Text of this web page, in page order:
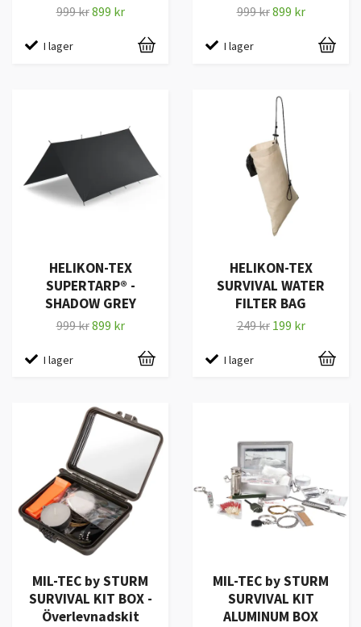
999 kr899 kr
I lager
999 kr899 kr
I lager
HELIKON-TEX
SUPERTARP® -
SHADOW GREY
999 kr899 kr
I lager
HELIKON-TEX
SURVIVAL WATER
FILTER BAG
249 kr 199 kr
I lager
MIL-TEC by STURM
SURVIVAL KIT BOX -
Överlevnadskit
MIL-TEC by STURM
SURVIVAL KIT
ALUMINUM BOX